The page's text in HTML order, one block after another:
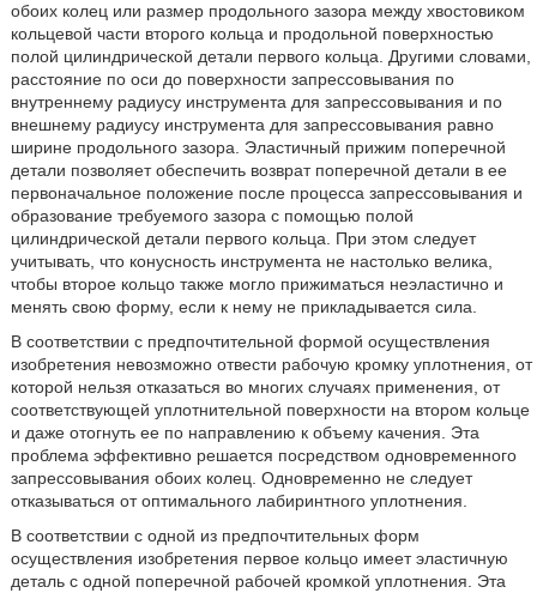
обоих колец или размер продольного зазора между хвостовиком
кольцевой части второго кольца и продольной поверхностью
полой цилиндрической детали первого кольца. Другими словами,
расстояние по оси до поверхности запрессовывания по
внутреннему радиусу инструмента для запрессовывания и по
внешнему радиусу инструмента для запрессовывания равно
ширине продольного зазора. Эластичный прижим поперечной
детали позволяет обеспечить возврат поперечной детали в ее
первоначальное положение после процесса запрессовывания и
образование требуемого зазора с помощью полой
цилиндрической детали первого кольца. При этом следует
учитывать, что конусность инструмента не настолько велика,
чтобы второе кольцо также могло прижиматься неэластично и
менять свою форму, если к нему не прикладывается сила.
В соответствии с предпочтительной формой осуществления
изобретения невозможно отвести рабочую кромку уплотнения, от
которой нельзя отказаться во многих случаях применения, от
соответствующей уплотнительной поверхности на втором кольце
и даже отогнуть ее по направлению к объему качения. Эта
проблема эффективно решается посредством одновременного
запрессовывания обоих колец. Одновременно не следует
отказываться от оптимального лабиринтного уплотнения.
В соответствии с одной из предпочтительных форм
осуществления изобретения первое кольцо имеет эластичную
деталь с одной поперечной рабочей кромкой уплотнения. Эта